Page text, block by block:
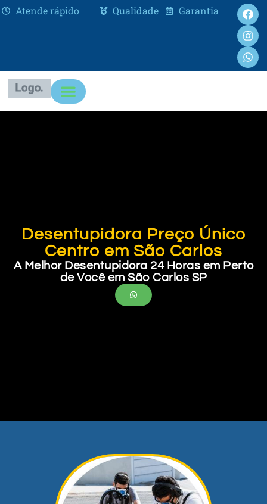
Atende rápido Qualidade Garantia
Desentupidora Preço Único
Centro em São Carlos
A Melhor Desentupidora 24 Horas em Perto
de Você em São Carlos SP